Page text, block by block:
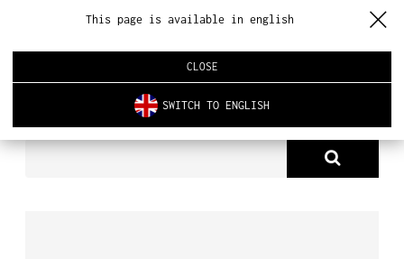
O NAS
FOTEL KEIKO
This page is available in english
CLOSE
SWITCH TO ENGLISH